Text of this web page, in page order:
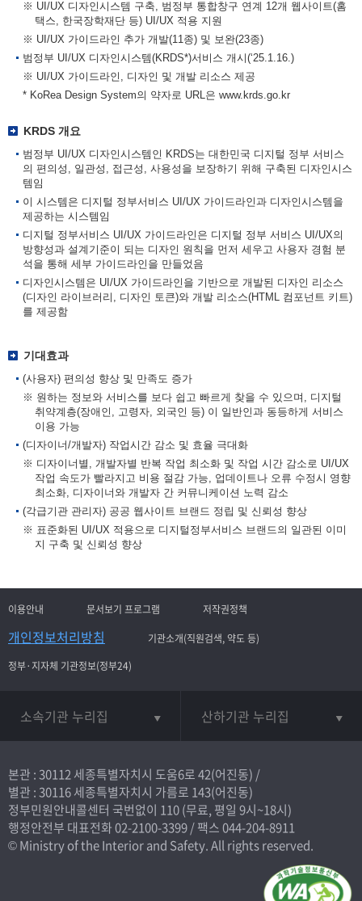
※ UI/UX 디자인시스템 구축, 범정부 통합창구 연계 12개 웹사이트(홈
택스, 한국장학재단 등) UI/UX 적용 지원
※ UI/UX 가이드라인 추가 개발(11종) 및 보완(23종)
범정부 UI/UX 디자인시스템(KRDS*)서비스 개시(‘25.1.16.)
※ UI/UX 가이드라인, 디자인 및 개발 리소스 제공
* KoRea Design System의 약자로 URL은 www.krds.go.kr
KRDS 개요
범정부 UI/UX 디자인시스템인 KRDS는 대한민국 디지털 정부 서비스
의 편의성, 일관성, 접근성, 사용성을 보장하기 위해 구축된 디자인시스
템임
이 시스템은 디지털 정부서비스 UI/UX 가이드라인과 디자인시스템을
제공하는 시스템임
디지털 정부서비스 UI/UX 가이드라인은 디지털 정부 서비스 UI/UX의
방향성과 설계기준이 되는 디자인 원칙을 먼저 세우고 사용자 경험 분
석을 통해 세부 가이드라인을 만들었음
디자인시스템은 UI/UX 가이드라인을 기반으로 개발된 디자인 리소스
(디자인 라이브러리, 디자인 토큰)와 개발 리소스(HTML 컴포넌트 키트)
를 제공함
기대효과
(사용자) 편의성 향상 및 만족도 증가
※ 원하는 정보와 서비스를 보다 쉽고 빠르게 찾을 수 있으며, 디지털
취약계층(장애인, 고령자, 외국인 등) 이 일반인과 동등하게 서비스
이용 가능
(디자이너/개발자) 작업시간 감소 및 효율 극대화
※ 디자이너별, 개발자별 반복 작업 최소화 및 작업 시간 감소로 UI/UX
작업 속도가 빨라지고 비용 절감 가능, 업데이트나 오류 수정시 영향
최소화, 디자이너와 개발자 간 커뮤니케이션 노력 감소
(각급기관 관리자) 공공 웹사이트 브랜드 정립 및 신뢰성 향상
※ 표준화된 UI/UX 적용으로 디지털정부서비스 브랜드의 일관된 이미
지 구축 및 신뢰성 향상
이용안내 문서보기 프로그램 저작권정책
개인정보처리방침
기관소개(직원검색, 약도 등)
정부·지자체 기관정보(정부24)
소속기관 누리집 산하기관 누리집
본관 : 30112 세종특별자치시 도움6로 42(어진동) /
별관 : 30116 세종특별자치시 가름로 143(어진동)
정부민원안내콜센터 국번없이 110(무료, 평일 9시~18시)
행정안전부 대표전화02-2100-3399/ 팩스 044-204-8911
© Ministry of the Interior and Safety. All rights reserved.